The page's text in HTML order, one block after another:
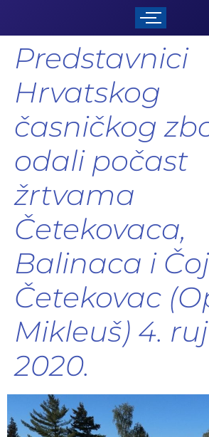
Predstavnici
Hrvatskog
časničkog
odali počast
žrtvama
Četekovaca,
Balinaca i
Četekovac
Mikleuš) 4.
2020.